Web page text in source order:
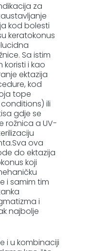
za
kod bolesti
keratokonus
Sa istim
koristi i kao
ektazija
kod
tope
ili
gdje se
rožnica a UV-
ova
do ektazija
koji
i samim tim
i
najbolje
i u kombinaciji